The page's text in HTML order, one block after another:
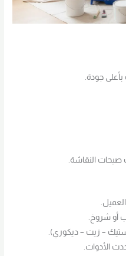
بأعلى جودة.
صيحات النقاشة.
أو شروخ.
– زيت – ديكوري).
الأدوات.